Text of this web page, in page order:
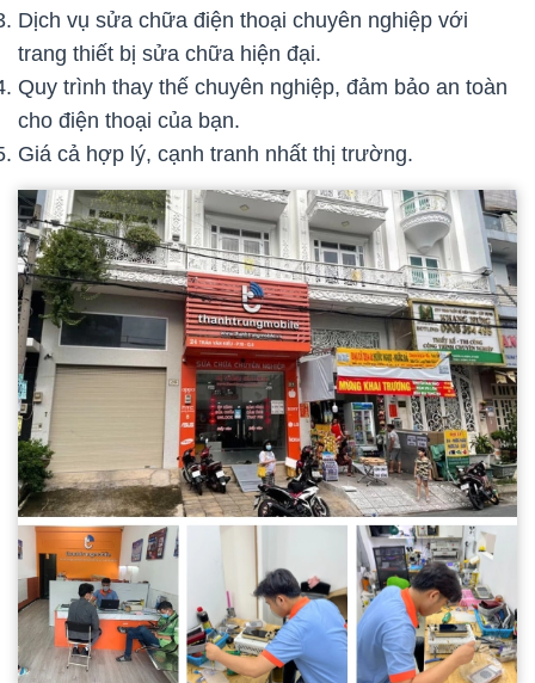
Dịch vụ sửa chữa điện thoại chuyên nghiệp với
trang thiết bị sửa chữa hiện đại.
Quy trình thay thế chuyên nghiệp, đảm bảo an toàn
cho điện thoại của bạn.
Giá cả hợp lý, cạnh tranh nhất thị trường.